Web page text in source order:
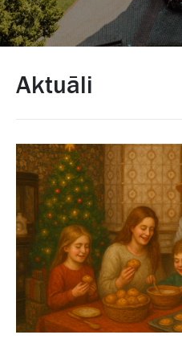
Aktuāli